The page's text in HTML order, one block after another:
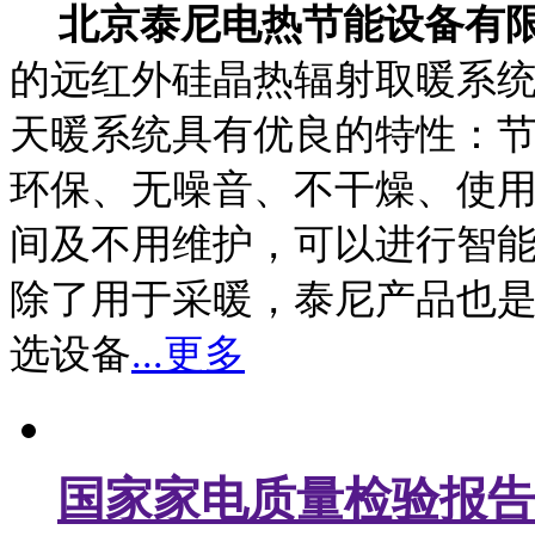
北京泰尼电热节能设备有
的远红外硅晶热辐射取暖系
天暖系统具有优良的特性：
环保、无噪音、不干燥、使
间及不用维护，可以进行智
除了用于采暖，泰尼产品也
选设备...更多
国家家电质量检验报告